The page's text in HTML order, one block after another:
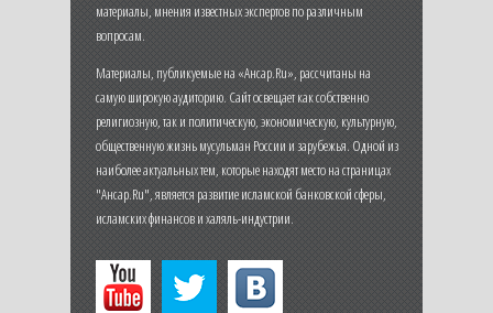
материалы, мнения известных экспертов по различным
вопросам.
Материалы, публикуемые на «Ансар.Ru», рассчитаны на
самую широкую аудиторию. Сайт освещает как собственно
религиозную, так и политическую, экономическую, культурную,
общественную жизнь мусульман России и зарубежья. Одной из
наиболее актуальных тем, которые находят место на страницах
"Ансар.Ru", является развитие исламской банковской сферы,
исламских финансов и халяль-индустрии.